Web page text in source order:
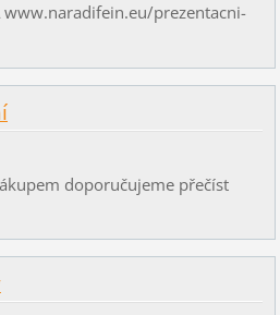
www.naradifein.eu/prezentacni-
doporučujeme přečíst